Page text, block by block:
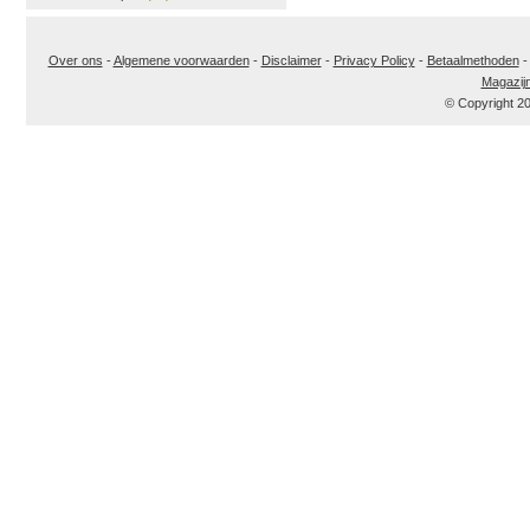
Over ons -Algemene voorwaarden- Disclaimer- Privacy Policy- Betaalmethoden-
© Copyright